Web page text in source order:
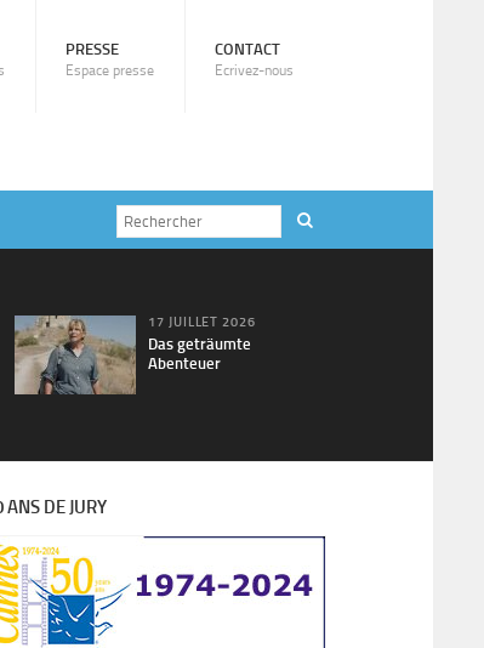
PRESSE
Espace presse
CONTACT
Ecrivez-nous
17 JUILLET 2026
Das geträumte
Abenteuer
ANS DE JURY